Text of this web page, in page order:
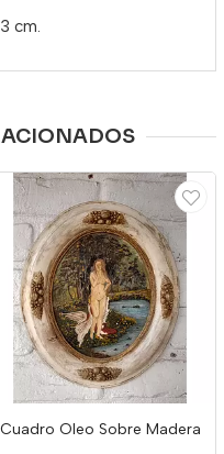
cm.
Cuadro Oleo Sobre Madera